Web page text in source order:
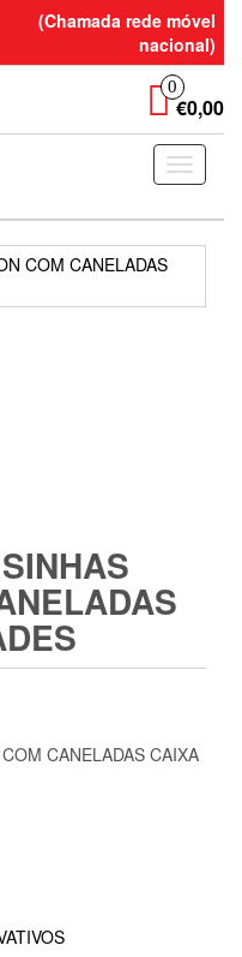
(Chamada rede móvel
nacional)
0
€0,00
Toggle
CANELADAS CAIXA